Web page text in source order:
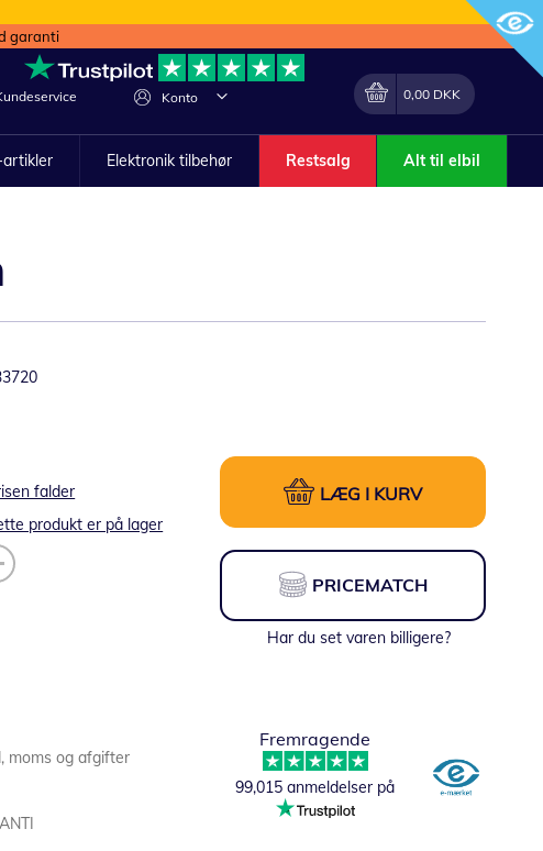
garanti
Konto
Lave
Min indkøbskurv
0,00 DKK
artikler Elektronik tilbehør Restsalg Alt til elbil
falder
produkt er på lager
LÆG I KURV
PRICEMATCH
Har du set varen billigere?
moms og afgifter
Fremragende
99,015 anmeldelser på